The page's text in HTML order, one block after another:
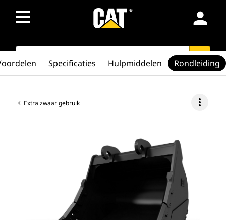
person
SEARCH search
Extra zwaar gebruik more_vert
Specificaties Hulpmiddelen Rondleiding